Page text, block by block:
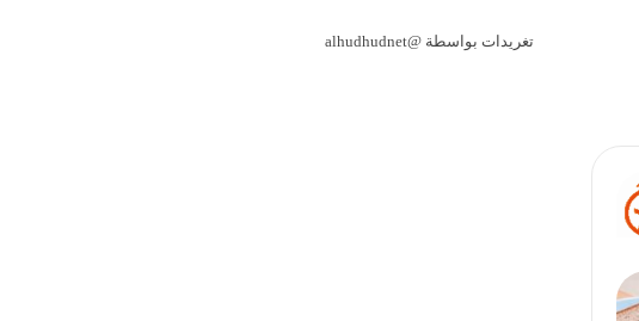
تغريدات بواسطة @alhudhudnet